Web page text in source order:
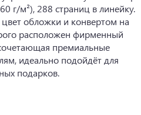
г/м²), 288 страниц в линейку.
обложки и конвертом на
расположен фирменный
премиальные
идеально подойдёт для
подарков.